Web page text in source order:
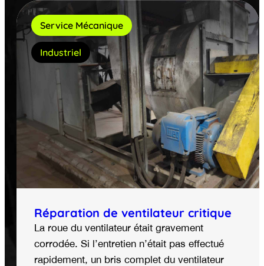
Service Mécanique
Industriel
Réparation de ventilateur critique
La roue du ventilateur était gravement
corrodée. Si l’entretien n’était pas effectué
rapidement, un bris complet du ventilateur